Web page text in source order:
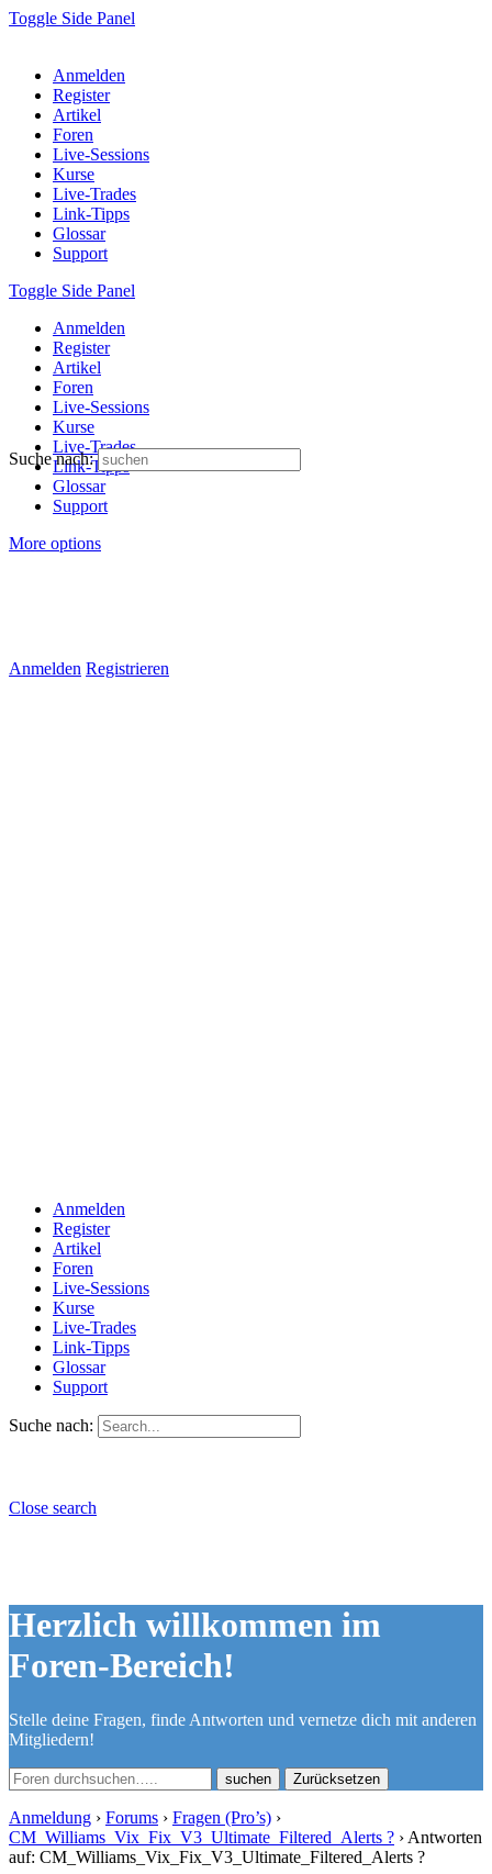
Toggle Side Panel
Anmelden
Register
Artikel
Foren
Live-Sessions
Kurse
Live-Trades
Link-Tipps
Glossar
Support
Toggle Side Panel
Anmelden
Register
Artikel
Foren
Live-Sessions
Kurse
Live-Trades
Link-Tipps
Glossar
Support
More options
Anmelden Registrieren
Suche nach:
Anmelden
Register
Artikel
Foren
Live-Sessions
Kurse
Live-Trades
Link-Tipps
Glossar
Support
Suche nach:
Close search
Herzlich willkommen im
Foren-Bereich!
Stelle deine Fragen, finde Antworten und vernetze dich mit anderen
Mitgliedern!
Zurücksetzen
Anmeldung › Forums › Fragen (Pro’s) ›
CM_Williams_Vix_Fix_V3_Ultimate_Filtered_Alerts ? › Antworten
auf: CM_Williams_Vix_Fix_V3_Ultimate_Filtered_Alerts ?